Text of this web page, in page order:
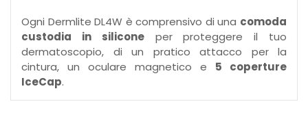
Ogni Dermlite DL4W è comprensivo di una comoda
custodia in siliconeper proteggere il tuo
dermatoscopio, di un pratico attacco per la
cintura, un oculare magnetico e 5 coperture
IceCap.